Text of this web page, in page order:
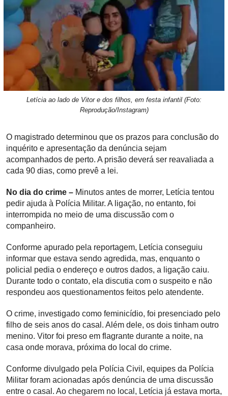
Letícia ao lado de Vitor e dos filhos, em festa infantil (Foto:
Reprodução/Instagram)
O magistrado determinou que os prazos para conclusão do
inquérito e apresentação da denúncia sejam
acompanhados de perto. A prisão deverá ser reavaliada a
cada 90 dias, como prevê a lei.
No dia do crime – Minutos antes de morrer, Letícia tentou
pedir ajuda à Polícia Militar. A ligação, no entanto, foi
interrompida no meio de uma discussão com o
companheiro.
Conforme apurado pela reportagem, Letícia conseguiu
informar que estava sendo agredida, mas, enquanto o
policial pedia o endereço e outros dados, a ligação caiu.
Durante todo o contato, ela discutia com o suspeito e não
respondeu aos questionamentos feitos pelo atendente.
O crime, investigado como feminicídio, foi presenciado pelo
filho de seis anos do casal. Além dele, os dois tinham outro
menino. Vitor foi preso em flagrante durante a noite, na
casa onde morava, próxima do local do crime.
Conforme divulgado pela Polícia Civil, equipes da Polícia
Militar foram acionadas após denúncia de uma discussão
entre o casal. Ao chegarem no local, Letícia já estava morta,